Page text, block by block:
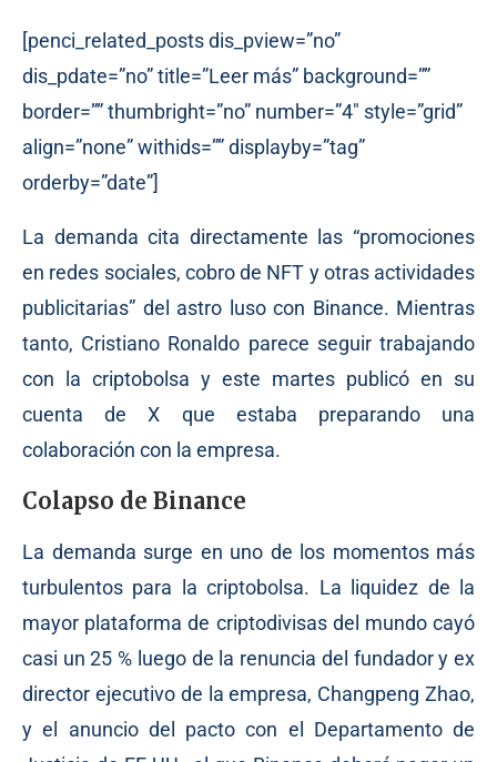
[penci_related_posts dis_pview=”no”
dis_pdate=”no” title=”Leer más” background=””
border=”” thumbright=”no” number=”4″ style=”grid”
align=”none” withids=”” displayby=”tag”
orderby=”date”]
La demanda cita directamente las “promociones
en redes sociales, cobro de NFT y otras actividades
publicitarias” del astro luso con Binance. Mientras
tanto, Cristiano Ronaldo parece seguir trabajando
con la criptobolsa y este martes publicó en su
cuenta de X que estaba preparando una
colaboración con la empresa.
Colapso de Binance
La demanda surge en uno de los momentos más
turbulentos para la criptobolsa. La liquidez de la
mayor plataforma de criptodivisas del mundo cayó
casi un 25 % luego de la renuncia del fundador y ex
director ejecutivo de la empresa, Changpeng Zhao,
y el anunciodel pacto con el Departamento de